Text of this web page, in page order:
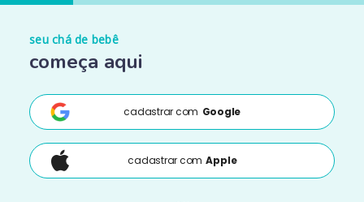
seu chá de bebê
começa aqui
cadastrar com Google
cadastrar com Apple